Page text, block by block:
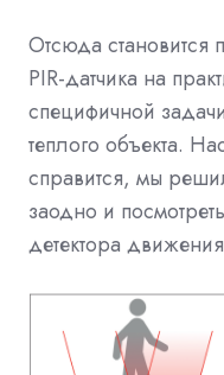
Отсюда становится
PIR-датчика на
специфичной
теплого объекта.
справится, мы
заодно и
детектора